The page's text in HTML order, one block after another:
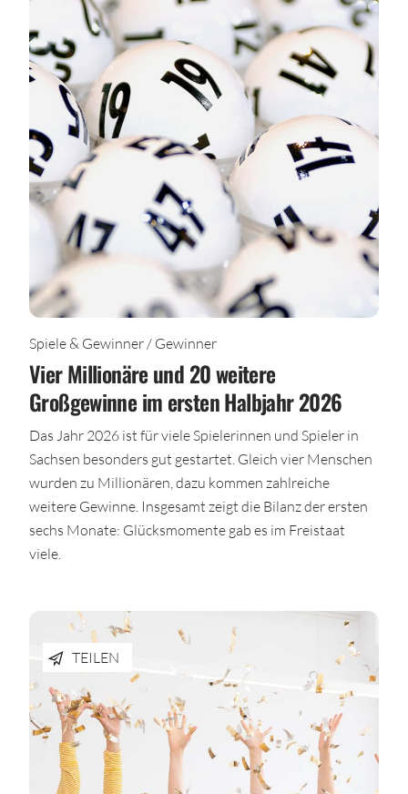
Spiele & Gewinner / Gewinner
Vier Millionäre und 20 weitere
Großgewinne im ersten Halbjahr 2026
Das Jahr 2026 ist für viele Spielerinnen und Spieler in
Sachsen besonders gut gestartet. Gleich vier Menschen
wurden zu Millionären, dazu kommen zahlreiche
weitere Gewinne. Insgesamt zeigt die Bilanz der ersten
sechs Monate: Glücksmomente gab es im Freistaat
viele.
TEILEN